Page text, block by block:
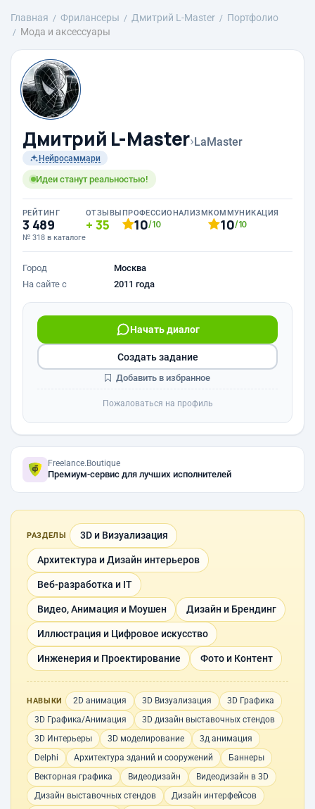
Главная Фрилансеры Дмитрий L-Master
Портфолио
Мода и аксессуары
Дмитрий L-Master›LaMaster
Нейросаммари
Идеи станут реальностью!
РЕЙТИНГ
3 489
№ 318 в каталоге
ОТЗЫВЫ
35
ПРОФЕССИОНАЛИЗМ
10/10
КОММУНИКАЦИЯ
10/10
Город
Москва
На сайте с
2011 года
Начать диалог
Создать задание
Добавить в избранное
Пожаловаться на профиль
Freelance.Boutique
Премиум-сервис для лучших исполнителей
РАЗДЕЛЫ 3D и Визуализация
Архитектура и Дизайн интерьеров
Веб-разработка и IT
Видео, Анимация и Моушен Дизайн и Брендинг
Иллюстрация и Цифровое искусство
Инженерия и Проектирование Фото и Контент
НАВЫКИ 2D анимация 3D Визуализация
3D Графика
3D Графика/Анимация
3D дизайн выставочных стендов
3D Интерьеры
3D моделирование
3д анимация
Delphi
Архитектура зданий и сооружений
Баннеры
Векторная графика
Видеодизайн
Видеодизайн в 3D
Дизайн выставочных стендов
Дизайн интерфейсов